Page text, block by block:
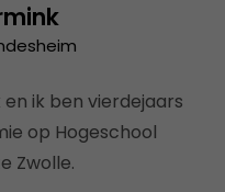
en ik ben vierdejaars
op Hogeschool
Zwolle.